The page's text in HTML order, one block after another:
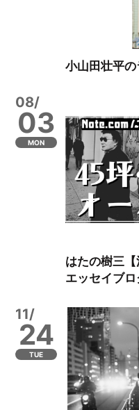
小山田壮平
08/
03
MON
はたの樹三【
エッセイブロ
11/
24
TUE